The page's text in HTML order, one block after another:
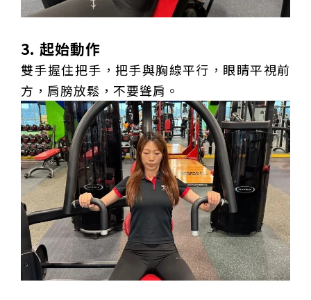
3. 起始動作
雙手握住把手，把手與胸線平行，眼睛平視前
方，肩膀放鬆，不要聳肩。